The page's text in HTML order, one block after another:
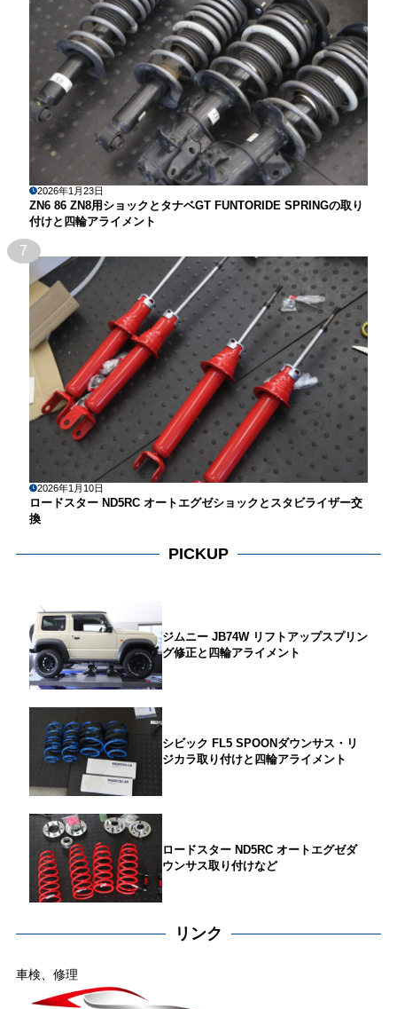
2026年1月23日
ZN6 86 ZN8用ショックとタナベGT FUNTORIDE SPRINGの取り
付けと四輪アライメント
7
2026年1月10日
ロードスター ND5RC オートエグゼショックとスタビライザー交
換
PICKUP
ジムニー JB74W リフトアップスプリン
グ修正と四輪アライメント
シビック FL5 SPOONダウンサス・リ
ジカラ取り付けと四輪アライメント
ロードスター ND5RC オートエグゼダ
ウンサス取り付けなど
リンク
車検、修理